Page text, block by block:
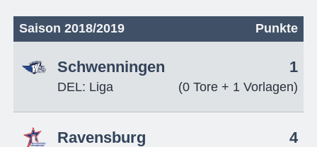
Saison 2018/2019 Punkte
Schwenningen
DEL: Liga
1
(0 Tore + 1 Vorlagen)
Ravensburg 4